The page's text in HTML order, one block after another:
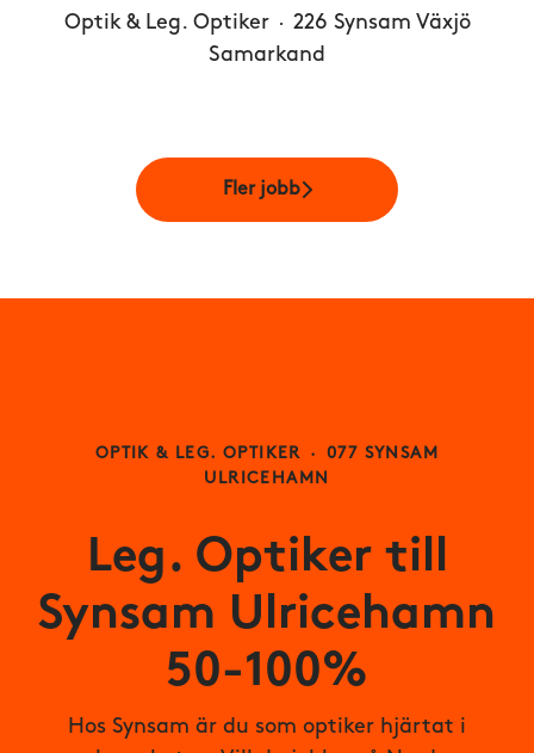
Optik & Leg. Optiker · 226 Synsam Växjö
Samarkand
Fler jobb
OPTIK & LEG. OPTIKER ·
077 SYNSAM
ULRICEHAMN
Leg. Optiker till
Synsam Ulricehamn
50-100%
Hos Synsam är du som optiker hjärtat i